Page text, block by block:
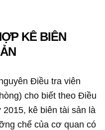
KÊ BIÊN
Điều tra viên
cho biết theo Điều
kê biên tài sản là
chế của cơ quan có